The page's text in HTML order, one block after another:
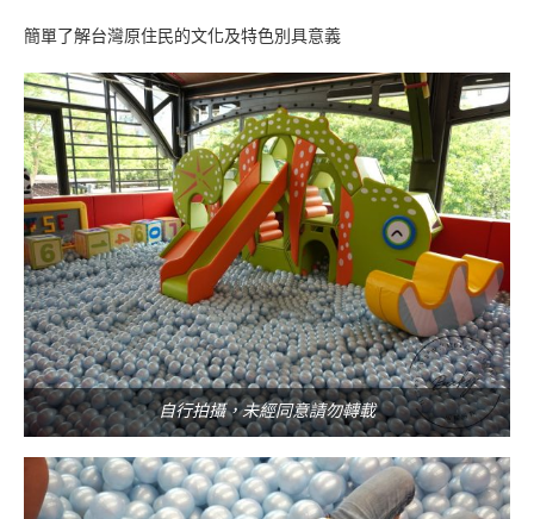
簡單了解台灣原住民的文化及特色別具意義
自行拍攝，未經同意請勿轉載